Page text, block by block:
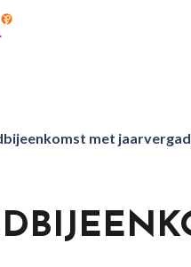
met